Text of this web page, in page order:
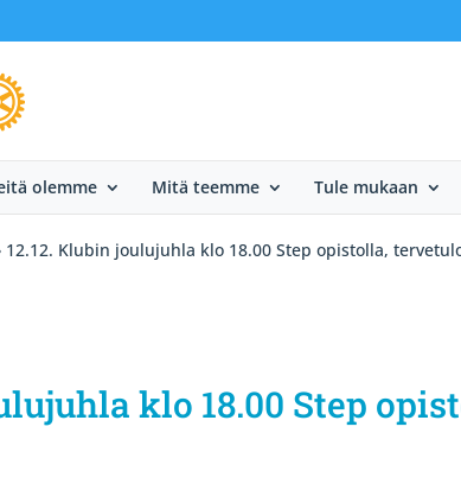
olemme Mitä teemme Tule mukaan
12.12. Klubin joulujuhla klo 18.00 Step opistolla,
klo 18.00 Step